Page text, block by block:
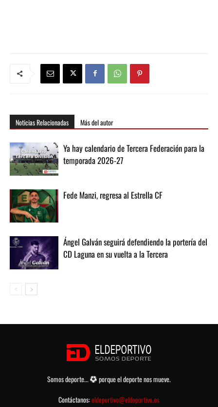
Noticias Relacionadas Más del autor
Ya hay calendario de Tercera Federación para la
temporada 2026-27
Fede Manzi, regresa al Estrella CF
Ángel Galván seguirá defendiendo la portería del
CD Laguna en su vuelta a la Tercera
Somos deporte...
porque el deporte nos mueve.
Contáctanos:eldeportivo@eldeportivo.es